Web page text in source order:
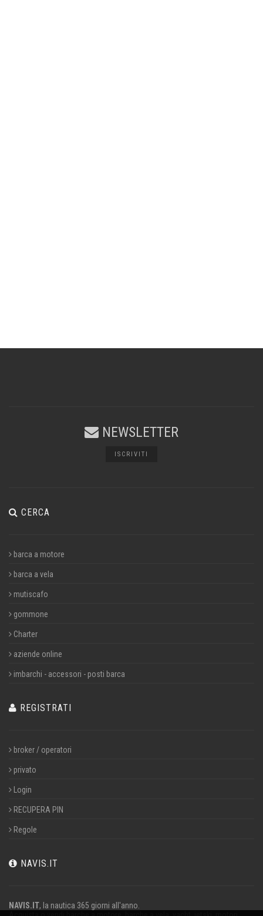
NEWSLETTER
ISCRIVITI
CERCA
barca a motore
barca a vela
mutiscafo
gommone
Charter
aziende online
imbarchi - accessori - posti barca
REGISTRATI
broker / operatori
privato
Login
RECUPERA PIN
Regole
NAVIS.IT
NAVIS.IT, la nautica 365 giorni all'anno.